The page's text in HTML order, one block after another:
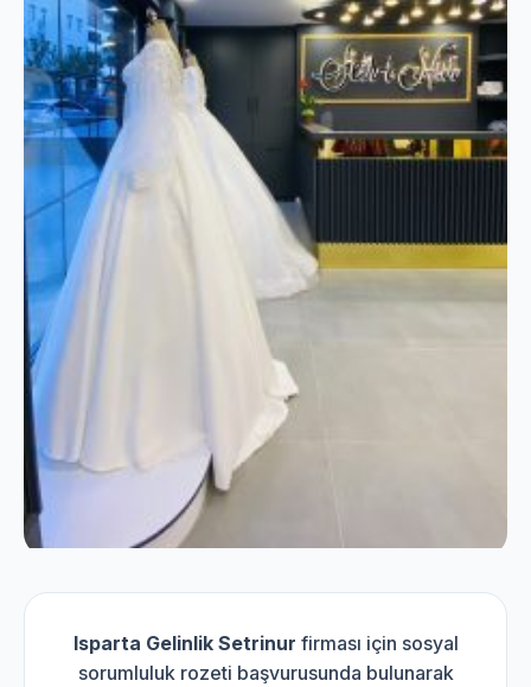
Isparta Gelinlik Setrinur firması için sosyal
sorumluluk rozeti başvurusunda bulunarak